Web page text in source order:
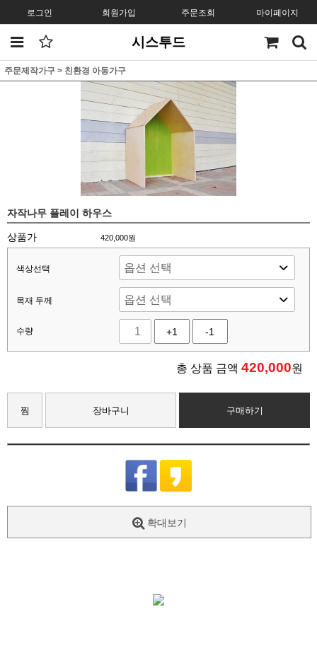
로그인 회원가입 주문조회 마이페이지
시스투드
주문제작가구 > 친환경 아동가구
자작나무 플레이 하우스
상품가 420,000원
색상선택
목재 두께
수량 +1 -1
총 상품 금액 420,000원
찜 장바구니 구매하기
확대보기